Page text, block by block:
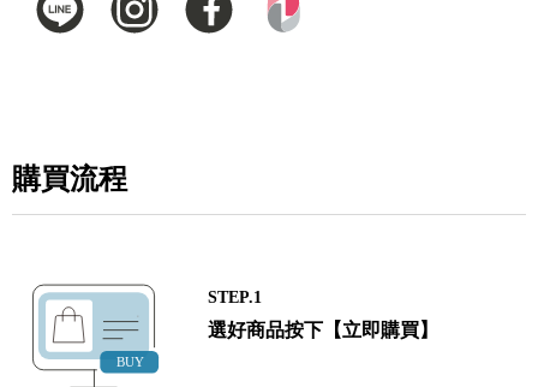
購買流程
STEP.1
選好商品按下【立即購買】